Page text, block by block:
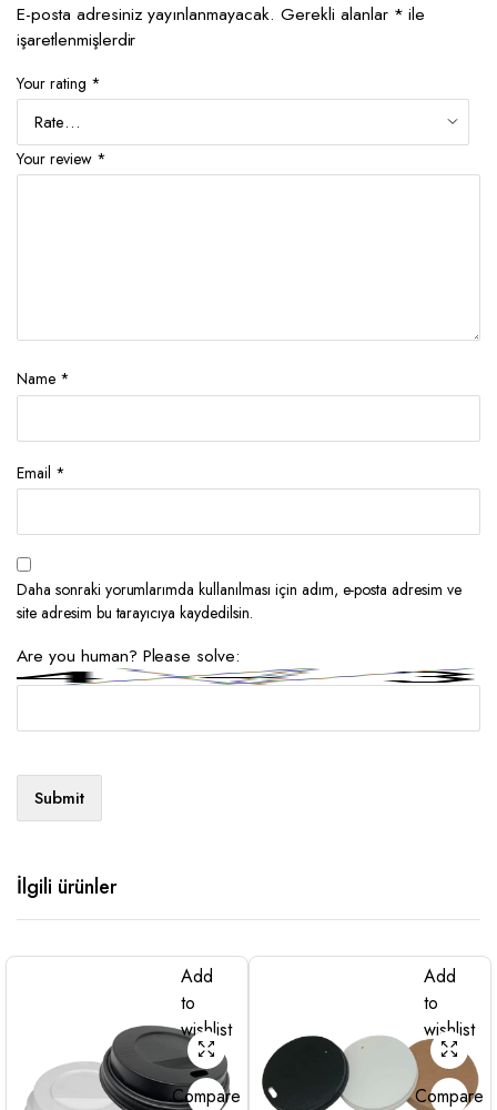
E-posta adresiniz yayınlanmayacak. Gerekli alanlar * ile
işaretlenmişlerdir
Your rating *
Your review *
Name *
Email *
Daha sonraki yorumlarımda kullanılması için adım, e-posta adresim ve
site adresim bu tarayıcıya kaydedilsin.
Are you human? Please solve:
İlgili ürünler
Add
to
wishlist
Compare
Add
to
wishlist
Compare